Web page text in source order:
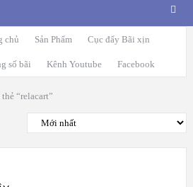
chủ Sản Phẩm Cục đẩy Bãi xịn
số bãi Kênh Youtube Facebook
“relacart”